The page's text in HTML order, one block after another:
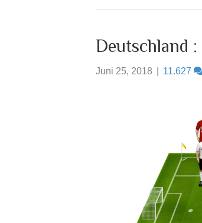
Deutschland
Juni 25, 2018 11.627